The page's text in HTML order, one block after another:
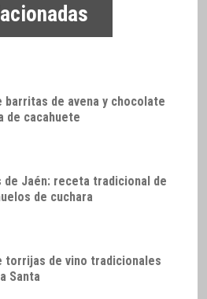
barritas de avena y chocolate
de cacahuete
de Jaén: receta tradicional de
de cuchara
torrijas de vino tradicionales
Santa